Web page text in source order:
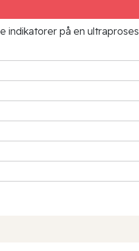
indikatorer på en